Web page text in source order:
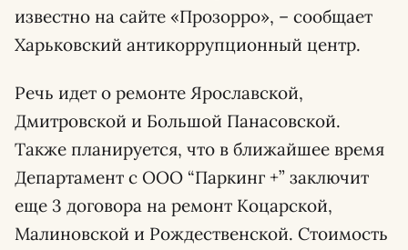
известно на сайте «Прозорро», – сообщает
Харьковский антикоррупционный центр.
Речь идет о ремонте Ярославской,
Дмитровской и Большой Панасовской.
Также планируется, что в ближайшее время
Департамент с ООО “Паркинг +” заключит
еще 3 договора на ремонт Коцарской,
Малиновской и Рождественской. Стоимость